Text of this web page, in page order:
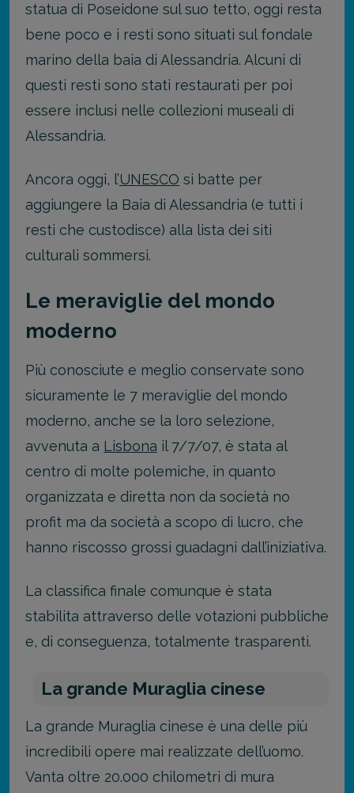
statua di Poseidone sul suo tetto, oggi resta
bene poco e i resti sono situati sul fondale
marino della baia di Alessandria. Alcuni di
questi resti sono stati restaurati per poi
essere inclusi nelle collezioni museali di
Alessandria.
Ancora oggi, l’UNESCO si batte per
aggiungere la Baia di Alessandria (e tutti i
resti che custodisce) alla lista dei siti
culturali sommersi.
Le meraviglie del mondo
moderno
Più conosciute e meglio conservate sono
sicuramente le 7 meraviglie del mondo
moderno, anche se la loro selezione,
avvenuta a Lisbona il 7/7/07, è stata al
centro di molte polemiche, in quanto
organizzata e diretta non da società no
profit ma da società a scopo di lucro, che
hanno riscosso grossi guadagni dall’iniziativa.
La classifica finale comunque è stata
stabilita attraverso delle votazioni pubbliche
e, di conseguenza, totalmente trasparenti.
La grande Muraglia cinese
La grande Muraglia cinese è una delle più
incredibili opere mai realizzate dell’uomo.
Vanta oltre 20.000 chilometri di mura